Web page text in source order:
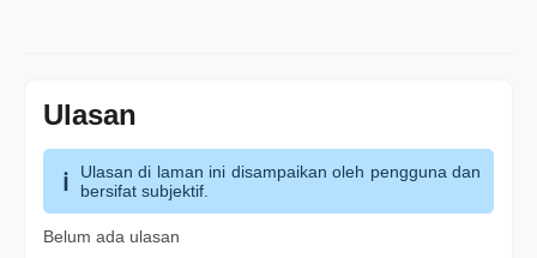
Ulasan
Ulasan di laman ini disampaikan oleh pengguna dan
bersifat subjektif.
Belum ada ulasan